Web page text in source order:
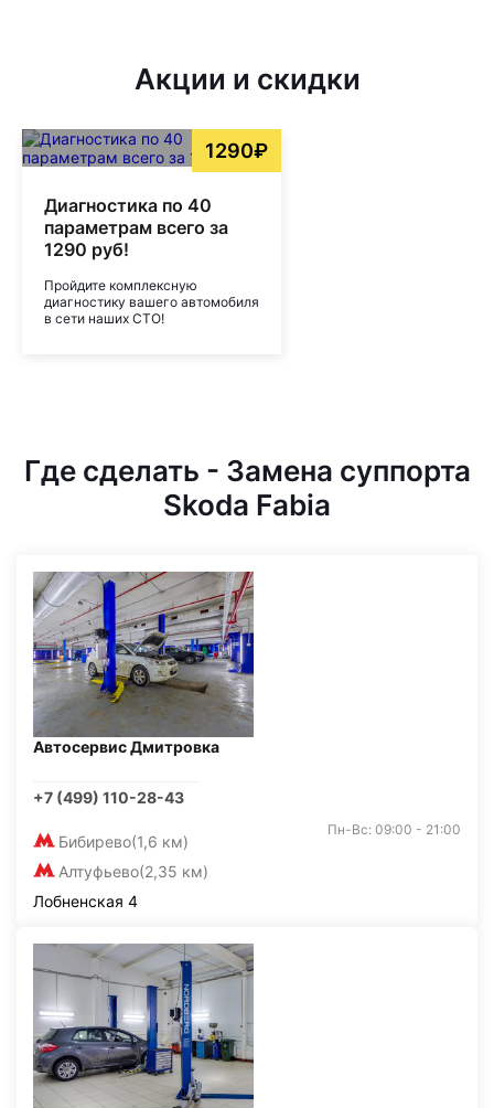
Акции и скидки
1290₽
Диагностика по 40
параметрам всего за
1290 руб!
Пройдите комплексную
диагностику вашего автомобиля
в сети наших СТО!
Где сделать - Замена суппорта
Skoda Fabia
Автосервис Дмитровка
+7 (499) 110-28-43
Бибирево(1,6 км)
Алтуфьево(2,35 км)
Пн-Вс: 09:00 - 21:00
Лобненская 4